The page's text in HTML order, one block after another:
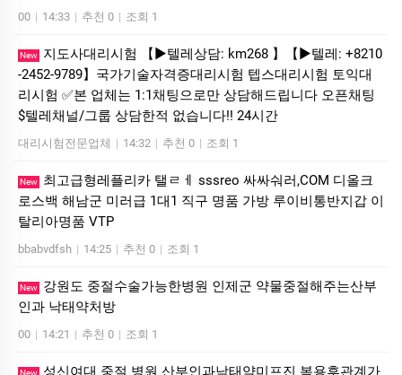
00 | 14:33 | 추천 0 | 조회 1
New
지도사대리시험 【▶텔레상담: km268 】【▶텔레: +8210
-2452-9789】국가기술자격증대리시험 텝스대리시험 토익대
리시험 ✅본 업체는 1:1채팅으로만 상담해드립니다 오픈채팅
$텔레채널/그룹 상담한적 없습니다!! 24시간
대리시험전문업체 | 14:32 | 추천 0 | 조회 1
New
최고급형레플리카 탤ㄹㅔ sssreo 싸싸숴러,COM 디올크
로스백 해남군 미러급 1대1 직구 명품 가방 루이비통반지갑 이
탈리아명품 VTP
bbabvdfsh | 14:25 | 추천 0 | 조회 1
New
강원도 중절수술가능한병원 인제군 약물중절해주는산부
인과 낙­태약처방
00 | 14:21 | 추천 0 | 조회 1
New 성신여대 중절 병원 산부인과낙태약미프진 복용후관계가